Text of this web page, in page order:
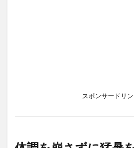
スポンサードリン